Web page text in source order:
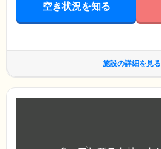
空き状況を知る
施設の詳細を見る